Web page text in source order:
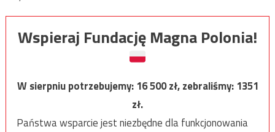
Wspieraj Fundację Magna Polonia!
W sierpniu potrzebujemy:16 500zł, zebraliśmy:1351
zł.
Państwa wsparcie jest niezbędne dla funkcjonowania